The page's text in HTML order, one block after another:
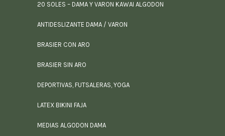
20 SOLES – DAMA Y VARON KAWAI ALGODON
ANTIDESLIZANTE DAMA / VARON
BRASIER CON ARO
BRASIER SIN ARO
DEPORTIVAS, FUTSALERAS, YOGA
LATEX BIKINI FAJA
MEDIAS ALGODON DAMA